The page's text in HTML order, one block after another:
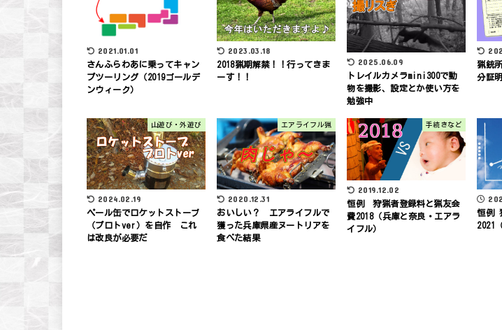
2021.01.01
さんふらわあに乗ってキャン
プツーリング（2019ゴールデ
ンウィーク）
2023.03.18
2018猟期解禁！！行ってきま
ーす！！
2025.06.09
トレイルカメラmini300で動
物を撮影、設定とか使い方を
勉強中
猟銃
分証
山遊び・外遊び
2024.02.19
ペール缶でロケットストーブ
（プロトver）を自作 これ
は改良が必要だ
エアライフル猟
2020.12.31
おいしい？ エアライフルで
獲った兵庫県産ヌートリアを
食べた結果
手続きなど
2019.12.02
恒例 狩猟者登録料と猟友会
費2018（兵庫と奈良・エアラ
イフル）
恒例
2021